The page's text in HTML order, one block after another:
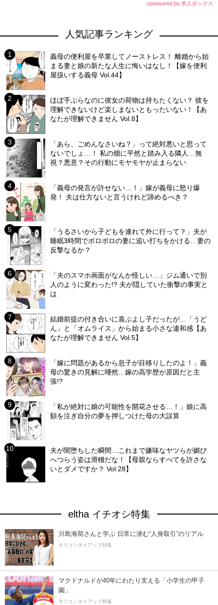
sponsored by 求人ボックス
人気記事ランキング
義母の便利屋を卒業してノーストレス！ 離婚から始
まる妻と娘の新たな人生に悔いはなし！【嫁を便利
屋扱いする義母 Vol.44】
ほぼ手ぶらなのに彼女の荷物は持ちたくない？ 彼を
理解できないけど楽しまないともったいない！【あ
なたが理解できません Vol.8】
「あら、ごめんなさいね？」って絶対悪いと思って
ないでしょ…！ 私の畑に平然と踏み入る隣人…無
視？悪意？その行動にモヤモヤが止まらない
「義母の発言が許せない…！」嫁が義母に怒り爆
発！ 夫は仕方ないと言うけれど諦めるべき？
「うるさいから子どもを連れて外に行って？」夫が
睡眠3時間でボロボロの妻に追い打ちをかける…妻の
反撃なるか？
「夫のスマホ画面がなんか怪しい…」ジム通いで別
人のように変わった!? 夫が隠していた衝撃の事実と
は
結婚前提の付き合いに喜ぶよし子だったが…「うど
ん」と「オムライス」から始まる小さな違和感【あ
なたが理解できません Vol.5】
「嫁に問題があるから息子が目移りしたのよ！」義
母の驚きの見解に唖然…嫁の高学歴が原因だと主
張!?
「私が絶対に娘の可能性を開花させる…！」娘に高
額を注ぎ自分の夢を押しつけた母の大誤算
夫が闇堕ちした瞬間…これまで嫌味なヤツらが媚び
へつらう姿は滑稽だな！【母親ならすべてを許さな
いとダメですか？ Vol.28】
eltha イチオシ特集
川島海荷さんと学ぶ 日常に潜む“人身取引”のリアル
オリコンタイアップ特集
マクドナルドが40年にわたり支える「小学生の甲子
園」
オリコンタイアップ特集